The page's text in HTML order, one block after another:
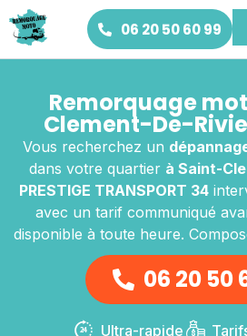
06 20 50 60 99
Remorquage
Clement-De-
Vous recherchez un
dans votre quartier à Saint-
PRESTIGE TRANSPORT 34
avec un tarif communiqué
disponible à toute heure.
06 20 50
Ultra-rapide